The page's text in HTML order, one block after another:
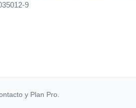
9
y Plan Pro.